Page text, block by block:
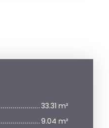
33.31 m²
9.04 m²